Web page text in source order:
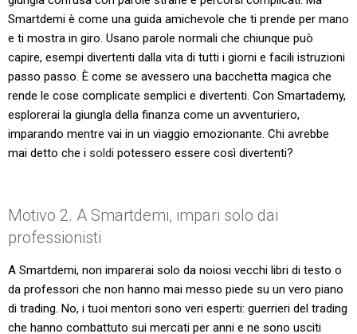
Smartdemi è come una guida amichevole che ti prende per mano
e ti mostra in giro. Usano parole normali che chiunque può
capire, esempi divertenti dalla vita di tutti i giorni e facili istruzioni
passo passo. È come se avessero una bacchetta magica che
rende le cose complicate semplici e divertenti. Con Smartademy,
esplorerai la giungla della finanza come un avventuriero,
imparando mentre vai in un viaggio emozionante. Chi avrebbe
mai detto che i soldi potessero essere così divertenti?
Motivo 2. A Smartdemi, impari solo dai
professionisti
A Smartdemi, non imparerai solo da noiosi vecchi libri di testo o
da professori che non hanno mai messo piede su un vero piano
di trading. No, i tuoi mentori sono veri esperti: guerrieri del trading
che hanno combattuto sui mercati per anni e ne sono usciti